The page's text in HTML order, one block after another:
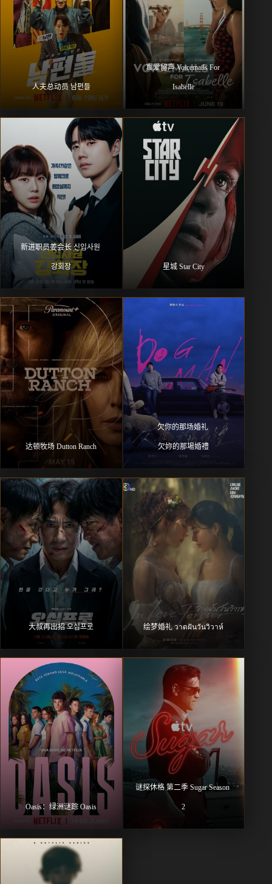
人夫总动员 남편들
真爱留声 Voicemails For
Isabelle
新进职员姜会长 신입사원
강회장 星城 Star City
达顿牧场 Dutton Ranch
欠你的那场婚礼
欠妳的那場婚禮
大叔再出招 오십프로 绘梦婚礼 วาดฝันวันวิวาห์
Oasis：绿洲谜踪 Oasis
谜探休格 第二季 Sugar Season
2